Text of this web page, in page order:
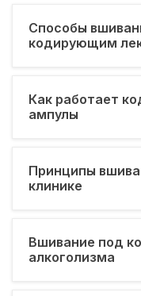
Способы
кодирующим
Как работает
ампулы
Принципы
клинике
Вшивание под
алкоголизма